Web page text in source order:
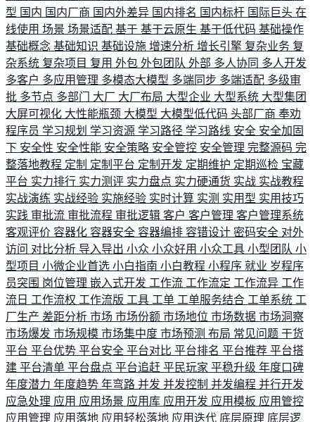
型 国内 国内厂商 国内外差异 国内排名 国内标杆 国际巨头 在
线使用 场景 场景适配 基于 基于云原生 基于低代码 基础操作
基础概念 基础知识 基础设施 增速分析 增长引擎 复杂业务 复
杂系统 复杂项目 复用 外包 外包团队 外部 多人协同 多人开发
多客户 多应用管理 多模态大模型 多端同步 多端适配 多级审
批 多节点 多部门 大厂 大厂布局 大型企业 大型系统 大型集团
大屏可视化 大性能瓶颈 大模型 大模型低代码 头部厂商 奉劝
程序员 学习规划 学习资源 学习路径 学习路线 安全 安全加固
下 安全性 安全性能 安全策略 安全管控 安全管理 完整源码 完
整落地教程 定制 定制平台 定制开发 定期维护 定期巡检 宝藏
平台 实力排行 实力测评 实力盘点 实力硬通货 实战 实战教程
实战演练 实战经验 实施经验 实时计算 实测 实用型 实用技巧
实践 审批流 审批流程 审批逻辑 客户 客户管理 客户管理系统
客观评价 容器化 容器安全 容器编排 容错设计 密码安全 对外
访问 对比分析 导入导出 小众 小众好用 小众工具 小型团队 小
型项目 小微企业首选 小白指南 小白教程 小程序 就业 岁程序
员突围 岗位管理 嵌入式开发 工作流 工作流定 工作流异 工作
流日 工作流权 工作流版 工具 工单 工单服务结合 工单系统 工
厂生产 差距分析 市场 市场份额 市场地位 市场数据 市场洞察
市场爆发 市场规模 市场集中度 市场预测 布局 常见问题 干货
平台 平台优势 平台安全 平台对比 平台排名 平台推荐 平台搭
建 平台清单 平台盘点 平台追赶 平民玩家 平稳升级 年度口碑
年度潜力 年度趋势 年弯路 并发 并发控制 并发编程 并行开发
应急处理 应用 应用场景 应用库 应用开发 应用模板 应用管控
应用管理 应用落地 应用轻松落地 应用迭代 底层原理 底层逻